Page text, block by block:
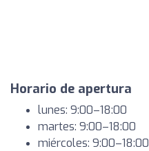
Horario de apertura
lunes: 9:00–18:00
martes: 9:00–18:00
miércoles: 9:00–18:00